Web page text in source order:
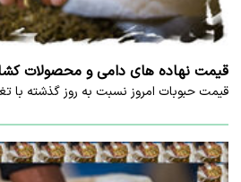
قیمت نهاده های دامی و محصولات کشاورزی ۸
قیمت حبوبات امروز نسبت به روز گذشته با